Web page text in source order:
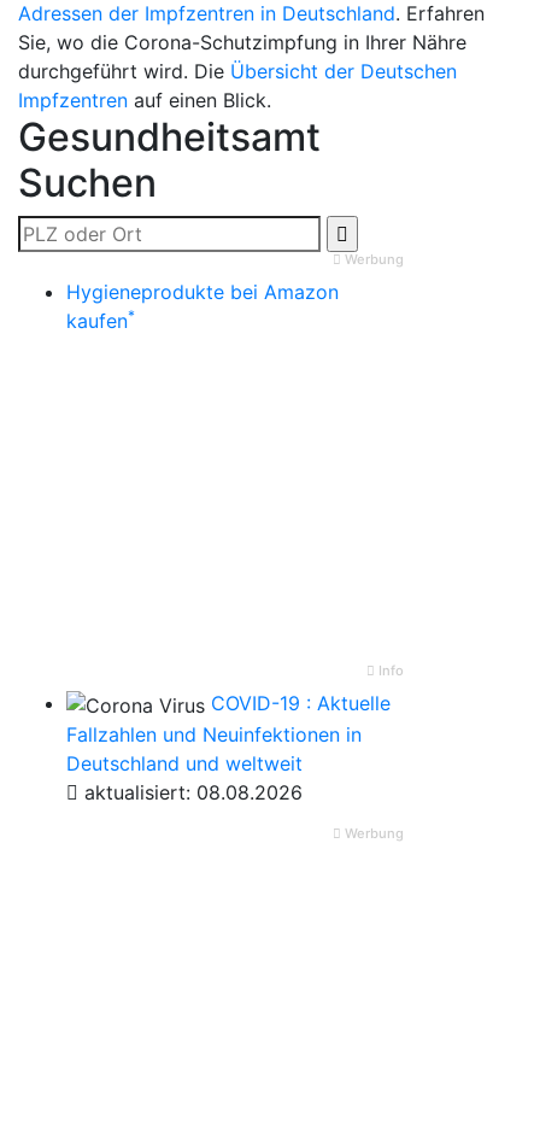
Adressen der Impfzentren in Deutschland. Erfahren
Sie, wo die Corona-Schutzimpfung in Ihrer Nähre
durchgeführt wird. Die Übersicht der Deutschen
Impfzentren auf einen Blick.
Gesundheitsamt
Suchen
Werbung
Hygieneprodukte bei Amazon
kaufen*
Info
COVID-19 : Aktuelle
Fallzahlen und Neuinfektionen in
Deutschland und weltweit
aktualisiert: 08.08.2026
Werbung